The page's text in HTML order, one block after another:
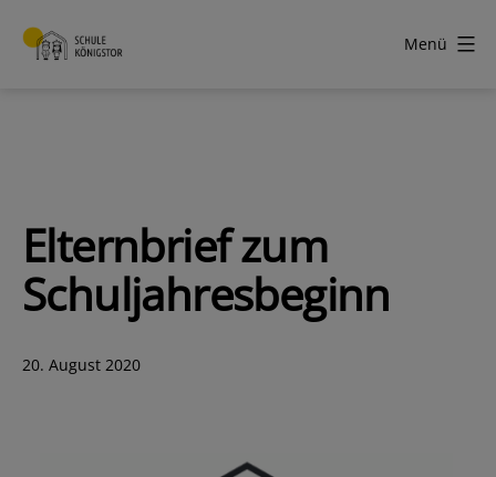
Inhalt
Menü
Elternbrief zum
Schuljahresbeginn
Veröffentlicht
20. August 2020